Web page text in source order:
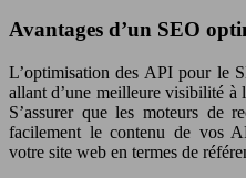
Avantages d’un SEO
L’optimisation des API pour le
allant d’une meilleure visibilité à
S’assurer que les moteurs de
facilement le contenu de vos
votre site web en termes de